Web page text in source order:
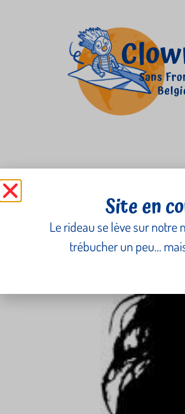
Sans
Catégorie :
On engage !
Site en
Le rideau se lève sur notre
trébucher un peu…